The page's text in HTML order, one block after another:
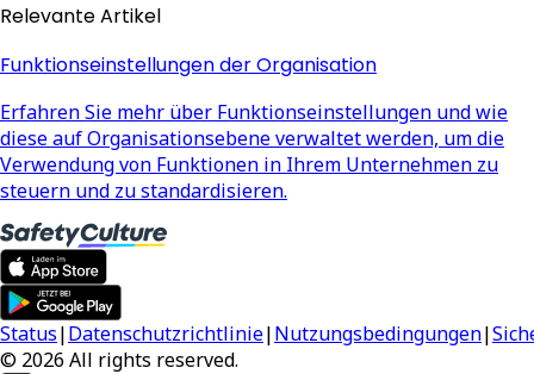
Relevante Artikel
Funktionseinstellungen der Organisation
Erfahren Sie mehr über Funktionseinstellungen und wie
diese auf Organisationsebene verwaltet werden, um die
Verwendung von Funktionen in Ihrem Unternehmen zu
steuern und zu standardisieren.
Status|Datenschutzrichtlinie|Nutzungsbedingungen|
© 2026 All rights reserved.